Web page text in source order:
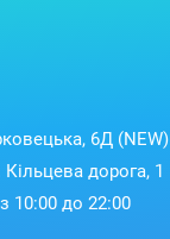
6Д (NEW)
дорога, 1
10:00 до 22:00